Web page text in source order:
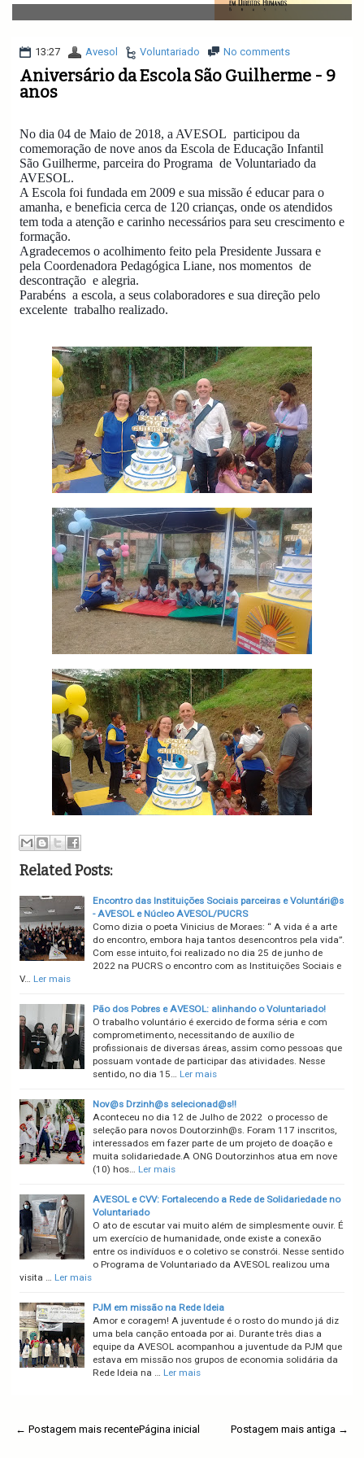
v
i
a
i
13:27 Avesol Voluntariado No comments
Aniversário da Escola São Guilherme - 9
anos
No dia 04 de Maio de 2018, a AVESOL participou da
comemoração de nove anos da Escola de Educação Infantil
São Guilherme, parceira do Programa de Voluntariado da
AVESOL.
A Escola foi fundada em 2009 e sua missão é educar para o
amanha, e beneficia cerca de 120 crianças, onde os atendidos
tem toda a atenção e carinho necessários para seu crescimento e
formação.
Agradecemos o acolhimento feito pela Presidente Jussara e
pela Coordenadora Pedagógica Liane, nos momentos de
descontração e alegria.
Parabéns a escola, a seus colaboradores e sua direção pelo
excelente trabalho realizado.
Related Posts:
Encontro das Instituições Sociais parceiras e Voluntári@s
- AVESOL e Núcleo AVESOL/PUCRS
Como dizia o poeta Vinicius de Moraes: “ A vida é a arte
do encontro, embora haja tantos desencontros pela vida”.
Com esse intuito, foi realizado no dia 25 de junho de
2022 na PUCRS o encontro com as Instituições Sociais e
V… Ler mais
Pão dos Pobres e AVESOL: alinhando o Voluntariado!
O trabalho voluntário é exercido de forma séria e com
comprometimento, necessitando de auxílio de
profissionais de diversas áreas, assim como pessoas que
possuam vontade de participar das atividades. Nesse
sentido, no dia 15… Ler mais
Nov@s Drzinh@s selecionad@s!!
Aconteceu no dia 12 de Julho de 2022 o processo de
seleção para novos Doutorzinh@s. Foram 117 inscritos,
interessados em fazer parte de um projeto de doação e
muita solidariedade.A ONG Doutorzinhos atua em nove
(10) hos… Ler mais
AVESOL e CVV: Fortalecendo a Rede de Solidariedade no
Voluntariado
O ato de escutar vai muito além de simplesmente ouvir. É
um exercício de humanidade, onde existe a conexão
entre os indivíduos e o coletivo se constrói. Nesse sentido
o Programa de Voluntariado da AVESOL realizou uma
visita … Ler mais
PJM em missão na Rede Ideia
Amor e coragem! A juventude é o rosto do mundo já diz
uma bela canção entoada por ai. Durante três dias a
equipe da AVESOL acompanhou a juventude da PJM que
estava em missão nos grupos de economia solidária da
Rede Ideia na … Ler mais
← Postagem mais recente Postagem mais antiga →
Página inicial